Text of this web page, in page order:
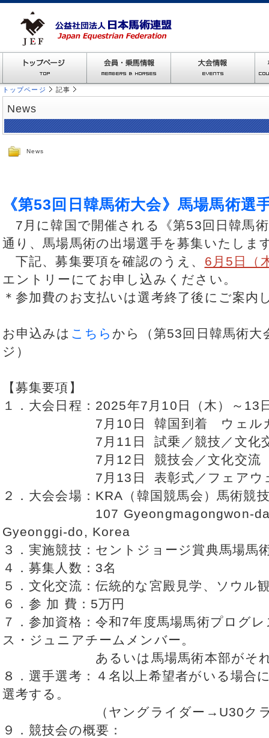
トップページ 記事
News
News
《第53回日韓馬術大会》馬場馬術選
7月に韓国で開催される《第53回日韓馬
通り、馬場馬術の出場選手を募集いたしま
下記、募集要項を確認のうえ、 6月5日（
エントリーにてお申し込みください。
＊参加費のお支払いは選考終了後にご案内
お申込みは こちら から（第53回日韓馬術大
ジ）
【募集要項】
１．大会日程：2025年7月10日（木）～13
7月10日 韓国到着 ウェルカム
7月11日 試乗／競技／文化
7月12日 競技会／文化交流
7月13日 表彰式／フェアウェル
２．大会会場：KRA（韓国競馬会）馬術
107 Gyeongmagongwon-
Gyeonggi-do, Korea
３．実施競技：セントジョージ賞典馬場馬
４．募集人数：3名
５．文化交流：伝統的な宮殿見学、ソウル
６．参 加 費：5万円
７．参加資格：令和7年度馬場馬術プログ
ス・ジュニアチームメンバー。
あるいは馬場馬術本部がそれと
８．選手選考：４名以上希望者がいる場合
選考する。
（ヤングライダー→U30クラス
９．競技会の概要：